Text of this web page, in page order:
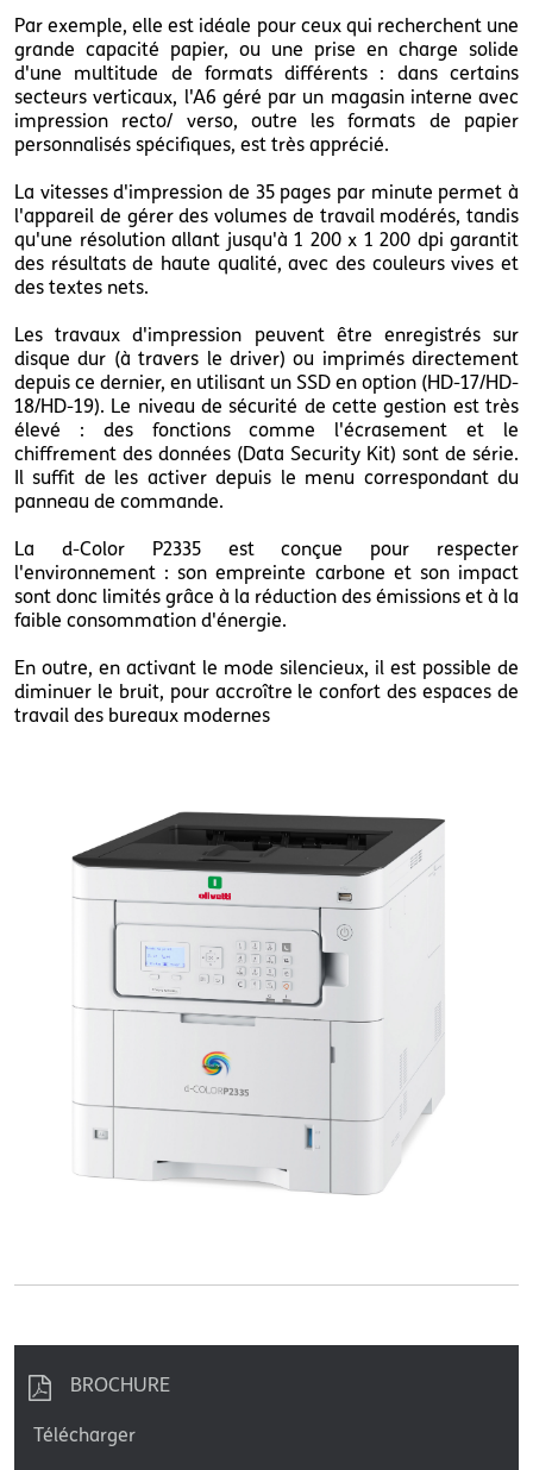
Par exemple, elle est idéale pour ceux qui recherchent une
grande capacité papier, ou une prise en charge solide
d'une multitude de formats différents : dans certains
secteurs verticaux, l'A6 géré par un magasin interne avec
impression recto/ verso, outre les formats de papier
personnalisés spécifiques, est très apprécié.
La vitesses d'impression de 35 pages par minute permet à
l'appareil de gérer des volumes de travail modérés, tandis
qu'une résolution allant jusqu'à 1 200 x 1 200 dpi garantit
des résultats de haute qualité, avec des couleurs vives et
des textes nets.
Les travaux d'impression peuvent être enregistrés sur
disque dur (à travers le driver) ou imprimés directement
depuis ce dernier, en utilisant un SSD en option (HD-17/HD-
18/HD-19). Le niveau de sécurité de cette gestion est très
élevé : des fonctions comme l'écrasement et le
chiffrement des données (Data Security Kit) sont de série.
Il suffit de les activer depuis le menu correspondant du
panneau de commande.
La d-Color P2335 est conçue pour respecter
l'environnement : son empreinte carbone et son impact
sont donc limités grâce à la réduction des émissions et à la
faible consommation d'énergie.
En outre, en activant le mode silencieux, il est possible de
diminuer le bruit, pour accroître le confort des espaces de
travail des bureaux modernes
BROCHURE
Télécharger